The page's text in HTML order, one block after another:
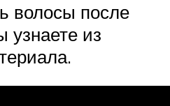
волосы после
узнаете из